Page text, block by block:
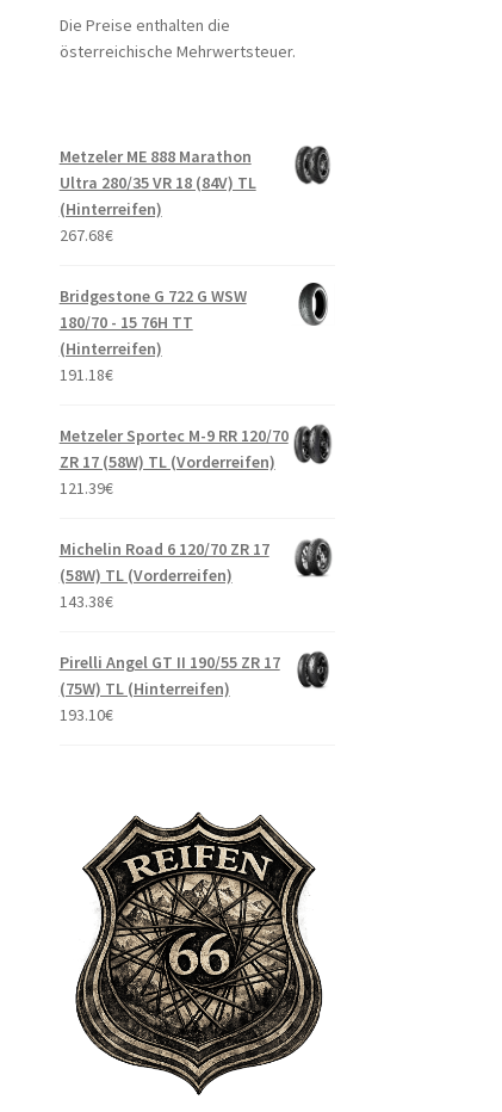
Die Preise enthalten die
österreichische Mehrwertsteuer.
Metzeler ME 888 Marathon
Ultra 280/35 VR 18 (84V) TL
(Hinterreifen)
267.68€
Bridgestone G 722 G WSW
180/70 - 15 76H TT
(Hinterreifen)
191.18€
Metzeler Sportec M-9 RR 120/70
ZR 17 (58W) TL (Vorderreifen)
121.39€
Michelin Road 6 120/70 ZR 17
(58W) TL (Vorderreifen)
143.38€
Pirelli Angel GT II 190/55 ZR 17
(75W) TL (Hinterreifen)
193.10€